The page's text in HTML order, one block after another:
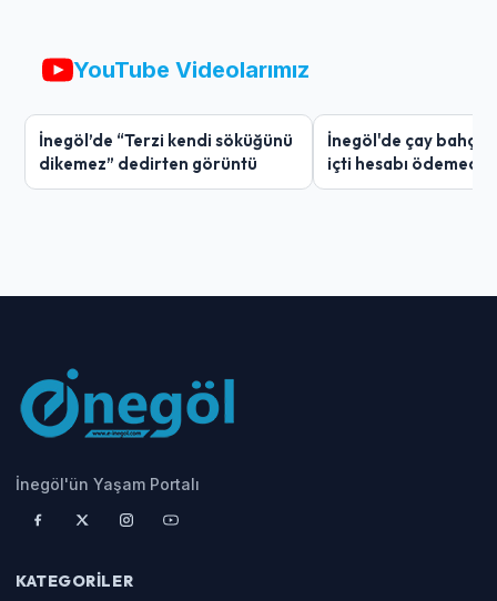
YouTube Videolarımız
İnegöl’de “Terzi kendi söküğünü
dikemez” dedirten görüntü
İnegöl'de çay
içti hesabı ödemedi
İnegöl'ün Yaşam Portalı
KATEGORILER